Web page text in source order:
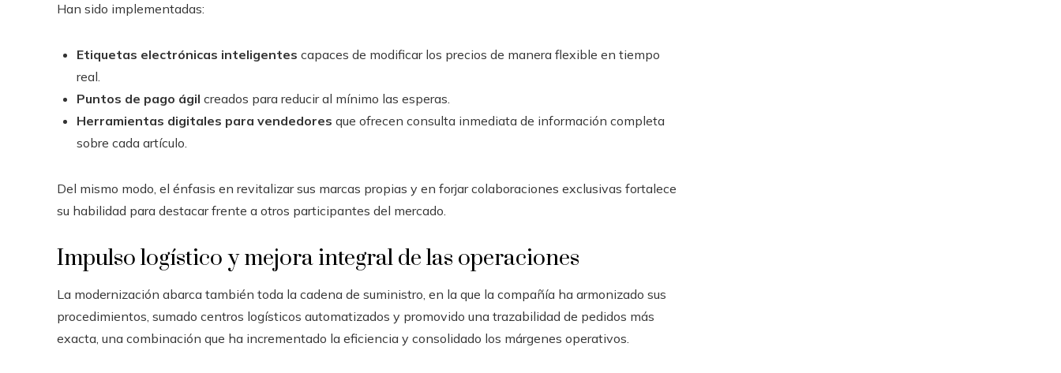
Han sido implementadas:
Etiquetas electrónicas inteligentes capaces de modificar los precios de manera flexible en tiempo
real.
Puntos de pago ágil creados para reducir al mínimo las esperas.
Herramientas digitales para vendedores que ofrecen consulta inmediata de información completa
sobre cada artículo.
Del mismo modo, el énfasis en revitalizar sus marcas propias y en forjar colaboraciones exclusivas fortalece
su habilidad para destacar frente a otros participantes del mercado.
Impulso logístico y mejora integral de las operaciones
La modernización abarca también toda la cadena de suministro, en la que la compañía ha armonizado sus
procedimientos, sumado centros logísticos automatizados y promovido una trazabilidad de pedidos más
exacta, una combinación que ha incrementado la eficiencia y consolidado los márgenes operativos.